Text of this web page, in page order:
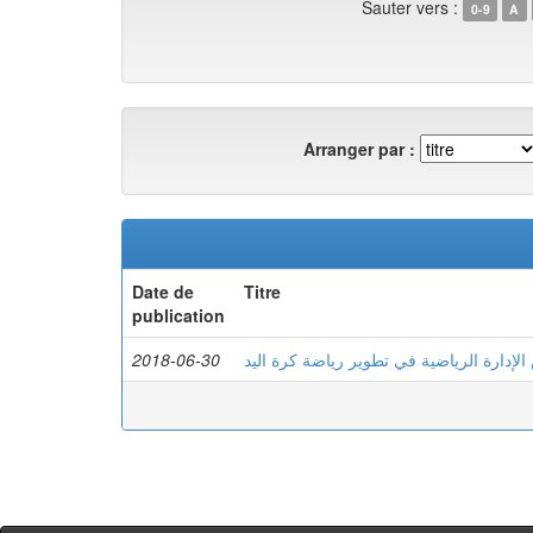
Sauter vers : 0-9 A
Arranger par :
Date de
publication
Titre
2018-06-30 الرياضية في تطوير رياضة كرة اليد